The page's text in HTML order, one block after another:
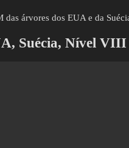
árvores dos EUA e da
Suécia, Nível VIII